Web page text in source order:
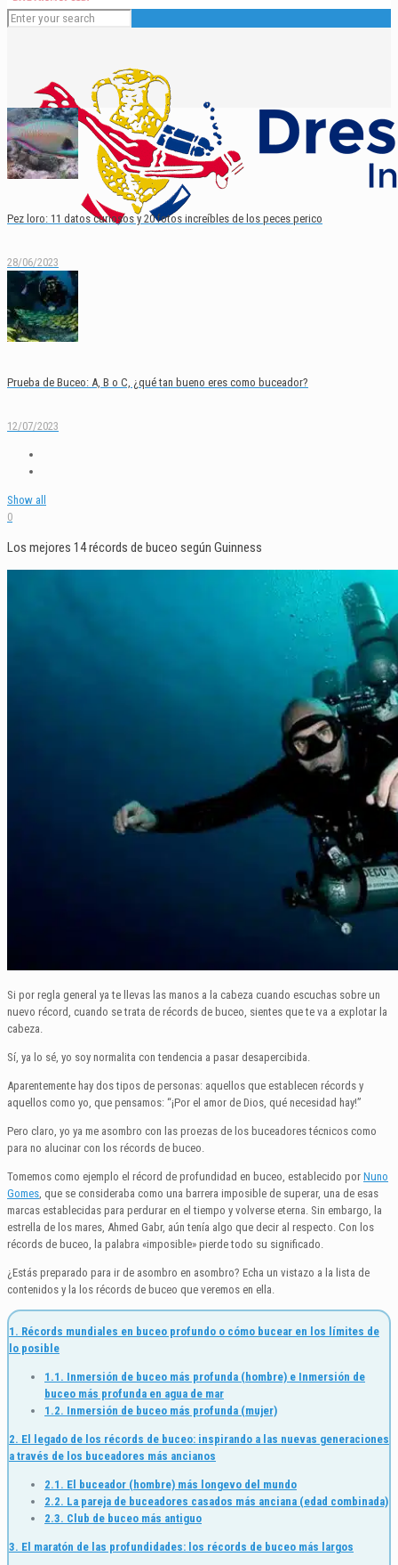
Español
English
Pez loro: 11 datos curiosos y 20 fotos increíbles de los peces perico
28/06/2023
Prueba de Buceo: A, B o C, ¿qué tan bueno eres como buceador?
12/07/2023
Show all
0
Los mejores 14 récords de buceo según Guinness
Si por regla general ya te llevas las manos a la cabeza cuando escuchas sobre un
nuevo récord, cuando se trata de récords de buceo, sientes que te va a explotar la
cabeza.
Sí, ya lo sé, yo soy normalita con tendencia a pasar desapercibida.
Aparentemente hay dos tipos de personas: aquellos que establecen récords y
aquellos como yo, que pensamos: “¡Por el amor de Dios, qué necesidad hay!”
Pero claro, yo ya me asombro con las proezas de los buceadores técnicos como
para no alucinar con los récords de buceo.
Tomemos como ejemplo el récord de profundidad en buceo, establecido por Nuno
Gomes, que se consideraba como una barrera imposible de superar, una de esas
marcas establecidas para perdurar en el tiempo y volverse eterna. Sin embargo, la
estrella de los mares, Ahmed Gabr, aún tenía algo que decir al respecto. Con los
récords de buceo, la palabra «imposible» pierde todo su significado.
¿Estás preparado para ir de asombro en asombro? Echa un vistazo a la lista de
contenidos y la los récords de buceo que veremos en ella.
1. Récords mundiales en buceo profundo o cómo bucear en los límites de
lo posible
1.1. Inmersión de buceo más profunda (hombre) e Inmersión de
buceo más profunda en agua de mar
1.2. Inmersión de buceo más profunda (mujer)
2. El legado de los récords de buceo: inspirando a las nuevas generaciones
a través de los buceadores más ancianos
2.1. El buceador (hombre) más longevo del mundo
2.2. La pareja de buceadores casados más anciana (edad combinada)
2.3. Club de buceo más antiguo
3. El maratón de las profundidades: los récords de buceo más largos